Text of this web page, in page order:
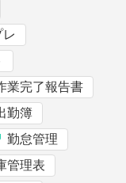
業完了報告書
勤簿
勤怠管理
管理表